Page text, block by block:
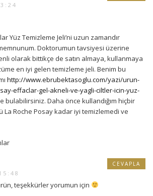
Yüz Temizleme Jeli’ni uzun zamandır
Doktorumun tavsiyesi üzerine
olarak bittikçe de satın almaya, kullanmaya
en iyi gelen temizleme jeli. Benim bu
http://www.ebrubektasoglu.com/yazi/urun-
effaclar-gel-akneli-ve-yagli-ciltler-icin-yuz-
bulabilirsiniz. Daha önce kullandığım hiçbir
La Roche Posay kadar iyi temizlemedi ve
teşekkürler yorumun için
CEVAPLA